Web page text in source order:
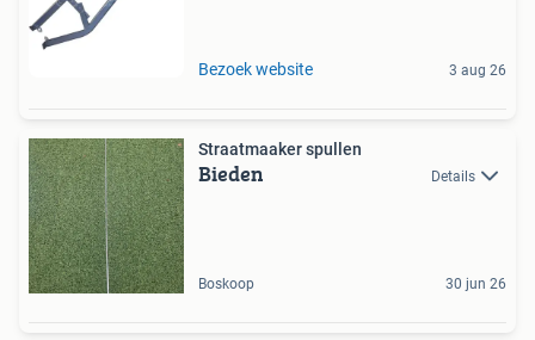
Bezoek website 3 aug 26
Straatmaaker spullen
Bieden Details
Boskoop 30 jun 26